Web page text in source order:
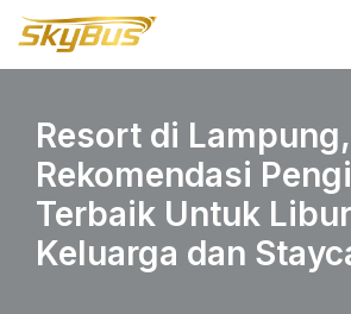
Lompat
konten
Resort di Lampung,
Rekomendasi
Terbaik Untuk
Keluarga dan